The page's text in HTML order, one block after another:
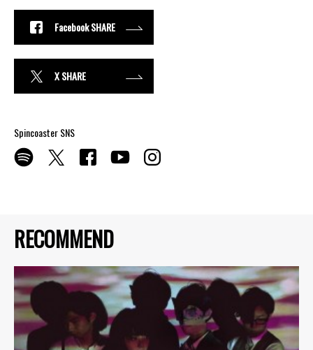
RECOMMEND
Facebook SHARE
X SHARE
Spincoaster SNS